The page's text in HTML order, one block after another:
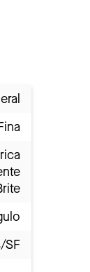
SF